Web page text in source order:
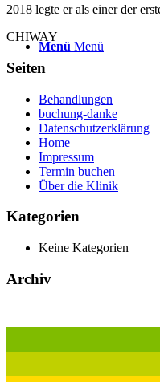
Menü Menü
2018 legte er als einer der
CHIWAY
Seiten
Behandlungen
buchung-danke
Datenschutzerklärung
Home
Impressum
Termin buchen
Über die Klinik
Kategorien
Keine Kategorien
Archiv